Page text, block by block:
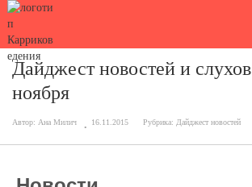
Дайджест новостей и
ноября
Автор: Ана Милич 16.11.2015 Рубрика: Дайджест новостей